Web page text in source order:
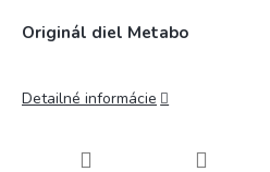
Originál diel Metabo
Detailné informácie